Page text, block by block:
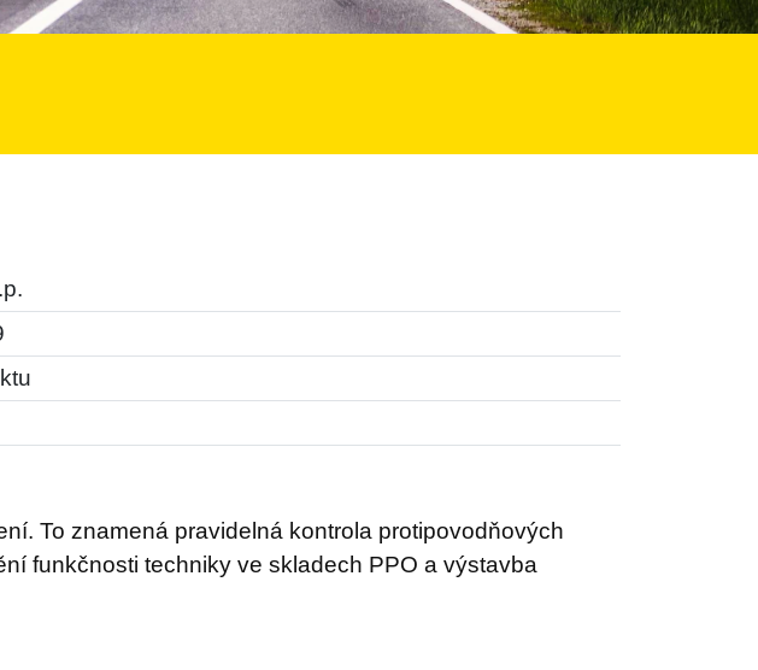
To znamená pravidelná kontrola protipovodňových
funkčnosti techniky ve skladech PPO a výstavba